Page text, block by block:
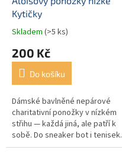
Kytičky
Skladem (>5 ks)
200 Kč
Do košíku
Dámské bavlněné nepárové
charitativní ponožky v nízkém
střihu — každá jiná, ale patří k
sobě. Do sneaker bot i tenisek.
Sto procent výtěžku pomáhá